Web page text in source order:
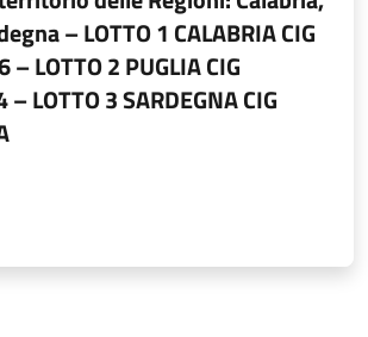
– LOTTO 1 CALABRIA CIG
LOTTO 2 PUGLIA CIG
LOTTO 3 SARDEGNA CIG